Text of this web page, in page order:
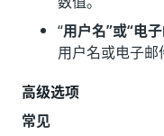
“用户名”或“电
用户名或电子邮
高级选项
常见